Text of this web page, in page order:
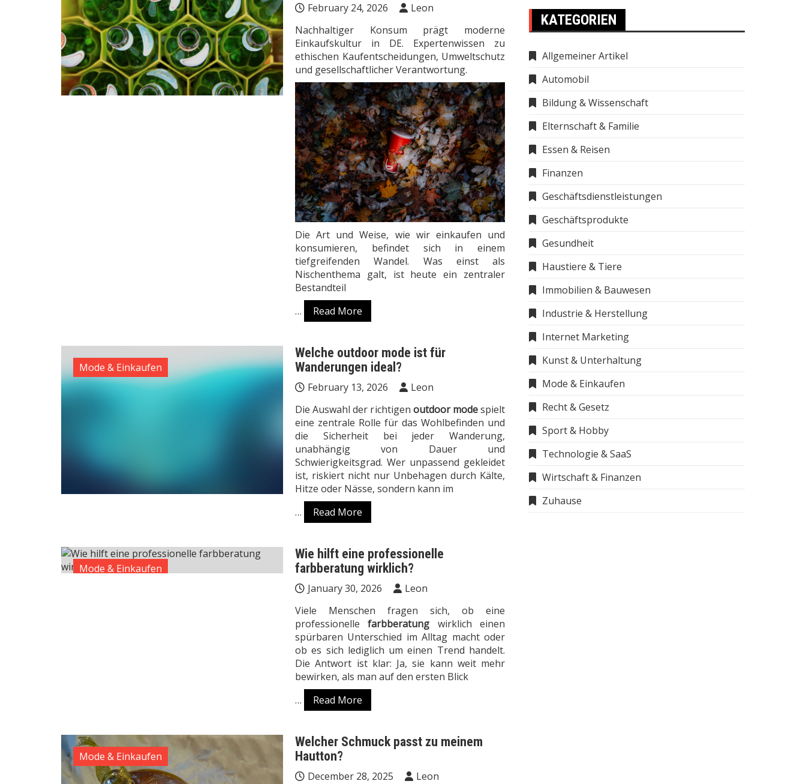
February 24, 2026
Leon
Nachhaltiger Konsum prägt moderne
Einkaufskultur in DE. Expertenwissen zu
ethischen Kaufentscheidungen, Umweltschutz
und gesellschaftlicher Verantwortung.
Die Art und Weise, wie wir einkaufen und
konsumieren, befindet sich in einem
tiefgreifenden Wandel. Was einst als
Nischenthema galt, ist heute ein zentraler
Bestandteil
…
Read More
Mode & Einkaufen
Welche outdoor mode ist für
Wanderungen ideal?
February 13, 2026
Leon
Die Auswahl der richtigen outdoor modespielt
eine zentrale Rolle für das Wohlbefinden und
die Sicherheit bei jeder Wanderung,
unabhängig von Dauer und
Schwierigkeitsgrad. Wer unpassend gekleidet
ist, riskiert nicht nur Unbehagen durch Kälte,
Hitze oder Nässe, sondern kann im
…
Read More
Mode & Einkaufen
Wie hilft eine professionelle
farbberatung wirklich?
January 30, 2026
Leon
Viele Menschen fragen sich, ob eine
professionellefarbberatung wirklich einen
spürbaren Unterschied im Alltag macht oder
ob es sich lediglich um einen Trend handelt.
Die Antwort ist klar: Ja, sie kann weit mehr
bewirken, als man auf den ersten Blick
…
Read More
Mode & Einkaufen
Welcher Schmuck passt zu meinem
Hautton?
December 28, 2025
Leon
KATEGORIEN
Allgemeiner Artikel
Automobil
Bildung & Wissenschaft
Elternschaft & Familie
Essen & Reisen
Finanzen
Geschäftsdienstleistungen
Geschäftsprodukte
Gesundheit
Haustiere & Tiere
Immobilien & Bauwesen
Industrie & Herstellung
Internet Marketing
Kunst & Unterhaltung
Mode & Einkaufen
Recht & Gesetz
Sport & Hobby
Technologie & SaaS
Wirtschaft & Finanzen
Zuhause